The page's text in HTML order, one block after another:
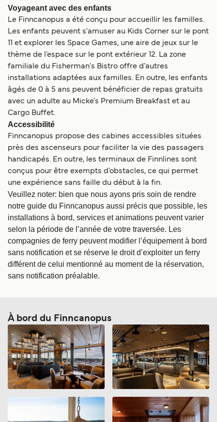
Voyageant avec des enfants
Le Finncanopus a été conçu pour accueillir les familles.
Les enfants peuvent s'amuser au Kids Corner sur le pont
11 et explorer les Space Games, une aire de jeux sur le
thème de l'espace sur le pont extérieur 12. La zone
familiale du Fisherman's Bistro offre d'autres
installations adaptées aux familles. En outre, les enfants
âgés de 0 à 5 ans peuvent bénéficier de repas gratuits
avec un adulte au Micke's Premium Breakfast et au
Cargo Buffet.
Accessibilité
Finncanopus propose des cabines accessibles situées
près des ascenseurs pour faciliter la vie des passagers
handicapés. En outre, les terminaux de Finnlines sont
conçus pour être exempts d'obstacles, ce qui permet
une expérience sans faille du début à la fin.
Veuillez noter: bien que nous ayons pris soin de rendre
notre guide du Finncanopus aussi précis que possible, les
installations à bord, services et animations peuvent varier
selon la période de l’année de votre traversée. Les
compagnies de ferry peuvent modifier l’équipement à bord
sans notification et se réserve le droit d’exploiter un ferry
différent de celui mentionné au moment de la réservation,
sans notification préalable.
À bord du Finncanopus